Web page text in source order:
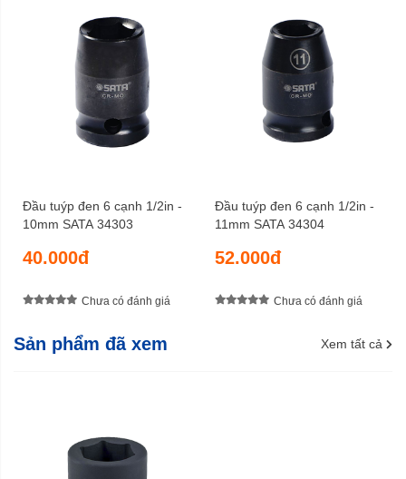
Đầu tuýp đen 6 cạnh 1/2in -
10mm SATA 34303
40.000đ
Chưa có đánh giá
Đầu tuýp đen 6 cạnh 1/2in -
11mm SATA 34304
52.000đ
Chưa có đánh giá
Sản phẩm đã xem Xem tất cả